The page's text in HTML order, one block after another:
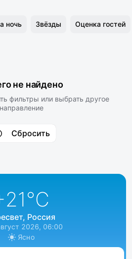
ночь Звёзды Оценка гостей
не найдено
фильтры или выбрать другое
направление
Сбросить
°C
Россия
2026, 06:00
Ясно